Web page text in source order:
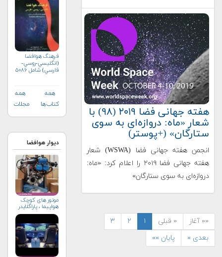
هفته جهانی فضا ۲۰۱۹ (۹۸) با
شعار «ماه: دروازه‌ای به سوی
ستارگان» (+پوستر)
انجمن هفته جهانی فضا (WSWA) شعار
هفته جهانی فضا ۲۰۱۹ را اعلام کرد: «ماه:
دروازه‌ای به سوی ستارگان»
«« آغاز « قبلی ۱ ۲
۳
بعدی »
پایان »»
فرهنگ هوافضا
(انگليسي-روسي-
فارسي) شامل ۵۰۸۶
همه
کتاب‌ها
همه
مجلات
دیوار هوافضا
موتور های کوچک
هواپیما ، پاراگلایدر